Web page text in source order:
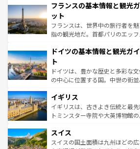
ませてくれるイタリアで、忘れ
なお、新着のイタリア情報は
しい。
文化が根付くこの国では、情熱
れる闘牛、そして美味しいタパス
る。首都マドリードの洗練され
アートに溢れた街角から、地方
せる。地方によって風土や気候
ンテンツ一覧 を参照してほしい。
フランスの基本情報と観光
ット
フランスは、世界中の旅行者を
指の観光地だ。首都パリのエッ
で、幅広い魅力が詰まっている
聖堂、美しいビーチ、そして豊か
から魅了する。また、フランス
れ、フランス料理はユネスコ無
香り高いラベンダー畑など、多彩
らに、パリ以外の地域にも魅力
も豊かな歴史と文化が息づいてい
を参照してほしい。
ドイツの基本情報と観光ガ
ト
ドイツは、豊かな歴史と多彩な
の中心に位置する国。中世の街
顔を持つこの国は、どこを歩いて
ルリンの文化的活気、バイエル
してライン川沿いのワイン畑と
は、お酒好きな人にはぜひ体験してほしい
ドイツ情報はコンテンツ一覧を
イギリス
イギリスは、古きよき伝統と最
トミンスター寺院や大英博物館
リアごとに異なる魅力がある。ま
ティー、ビール好きにはたまら
スイス
スイスの国土面積は九州ほどの